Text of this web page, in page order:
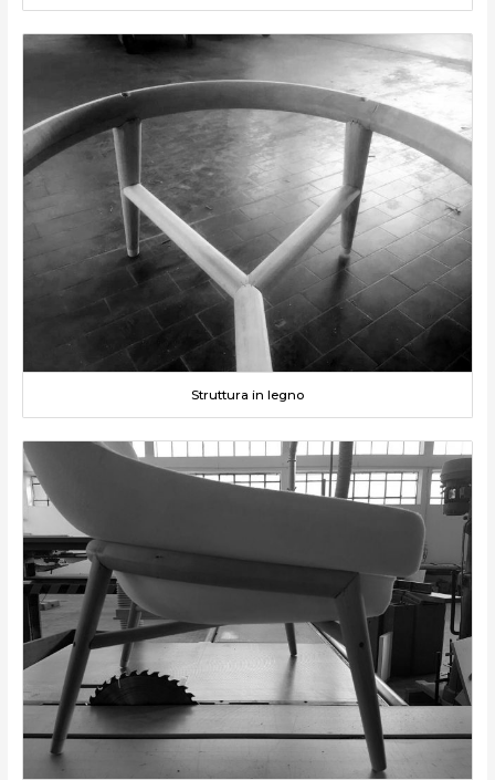
Struttura in legno